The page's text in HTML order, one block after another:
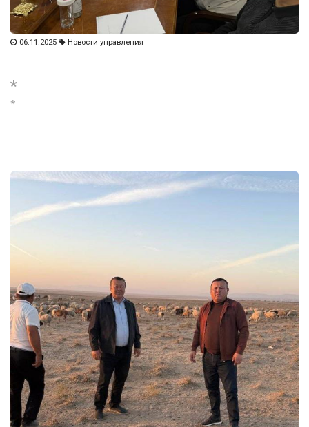
06.11.2025 Новости управления
*
*